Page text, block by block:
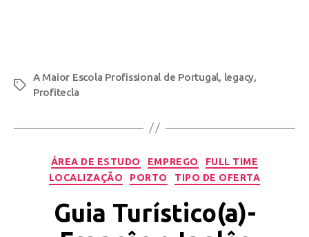
A Maior Escola Profissional de Portugal, legacy,
Profitecla
ÁREA DE ESTUDO EMPREGO
FULL TIME
LOCALIZAÇÃO
PORTO TIPO DE OFERTA
Guia Turístico(a)-